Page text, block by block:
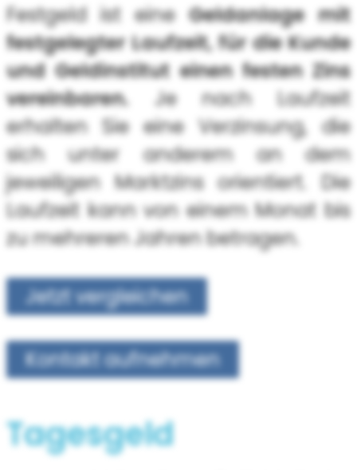
Festgeld ist eineGeldanlage mit
festgelegter Laufzeit, für die Kunde
und Geldinstitut einen festen Zins
vereinbaren. Je nach Laufzeit
erhalten Sie eine Verzinsung, die
sich unter anderem an dem
jeweiligen Marktzins orientiert. Die
Laufzeit kann von einem Monat bis
zu mehreren Jahren betragen.
Jetzt vergleichen
Kontakt aufnehmen
Tagesgeld